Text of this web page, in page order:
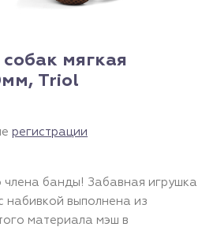
мягкая
Triol
регистрации
члена банды! Забавная игрушка
набивкой выполнена из
материала мэш в